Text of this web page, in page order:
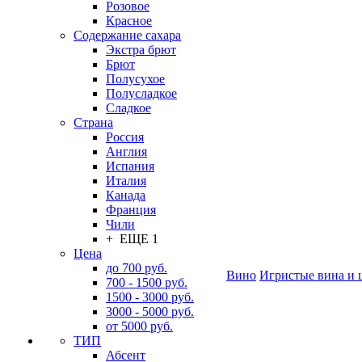
Розовое
Красное
Содержание сахара
Экстра брют
Брют
Полусухое
Полусладкое
Сладкое
Страна
Россия
Англия
Испания
Италия
Канада
Франция
Чили
+ ЕЩЕ 1
Цена
до 700 руб.
700 - 1500 руб.
1500 - 3000 руб.
3000 - 5000 руб.
от 5000 руб.
ТИП
Абсент
Вино Игристые вина и